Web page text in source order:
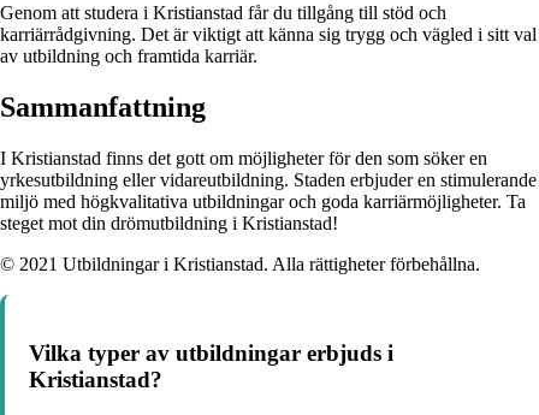
Genom att studera i Kristianstad får du tillgång till stöd och
karriärrådgivning. Det är viktigt att känna sig trygg och vägled i sitt val
av utbildning och framtida karriär.
Sammanfattning
I Kristianstad finns det gott om möjligheter för den som söker en
yrkesutbildning eller vidareutbildning. Staden erbjuder en stimulerande
miljö med högkvalitativa utbildningar och goda karriärmöjligheter. Ta
steget mot din drömutbildning i Kristianstad!
© 2021 Utbildningar i Kristianstad. Alla rättigheter förbehållna.
Vilka typer av utbildningar erbjuds i
Kristianstad?